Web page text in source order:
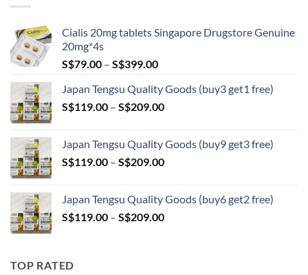
Cialis 20mg tablets Singapore Drugstore Genuine
20mg*4s
S$79.00 – S$399.00Price
S$79.00
through
Japan Tengsu Quality Goods (buy3 get1 free)
S$119.00 – S$209.00Price
through
S$209.00
Japan Tengsu Quality Goods (buy9 get3 free)
S$119.00 – S$209.00Price
through
S$209.00
Japan Tengsu Quality Goods (buy6 get2 free)
S$119.00 – S$209.00Price
TOP RATED